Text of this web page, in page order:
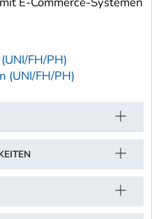
FH/PH)
(UNI/FH/PH)